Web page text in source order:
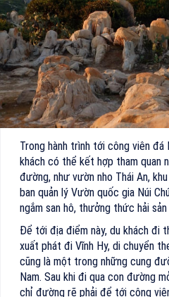
Trong hành trình tới công viên đá
khách có thể kết hợp tham quan
đường, như vườn nho Thái An,
ban quản lý Vườn quốc gia Núi
ngắm san hô, thưởng thức hải
Để tới địa điểm này, du khách đi
xuất phát đi Vĩnh Hy, di chuyển
cũng là một trong những cung
Nam. Sau khi đi qua con đường
chỉ đường rẽ phải để tới công